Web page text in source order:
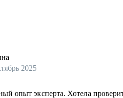
2025
опыт эксперта. Хотела